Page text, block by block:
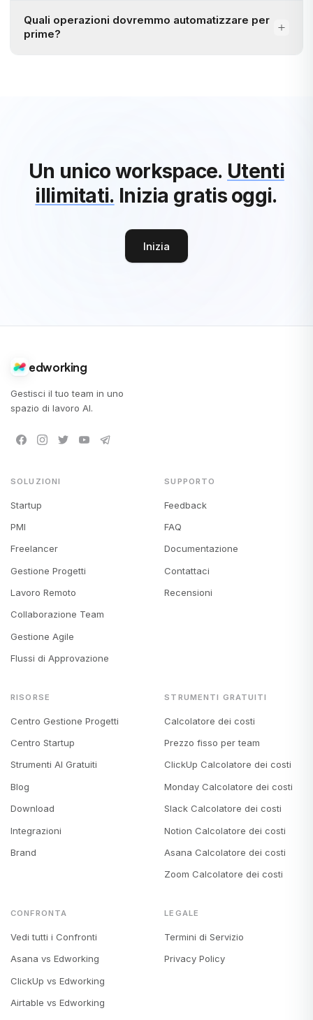
Quali operazioni dovremmo automatizzare per
prime?
Un unico workspace. Utenti
illimitati. Inizia gratis oggi.
Inizia
edworking
Gestisci il tuo team in uno
spazio di lavoro AI.
SOLUZIONI
Startup
PMI
Freelancer
Gestione Progetti
Lavoro Remoto
Collaborazione Team
Gestione Agile
Flussi di Approvazione
SUPPORTO
Feedback
FAQ
Documentazione
Contattaci
Recensioni
RISORSE
Centro Gestione Progetti
Centro Startup
Strumenti AI Gratuiti
Blog
Download
Integrazioni
Brand
STRUMENTI GRATUITI
Calcolatore dei costi
Prezzo fisso per team
ClickUp Calcolatore dei costi
Monday Calcolatore dei costi
Slack Calcolatore dei costi
Notion Calcolatore dei costi
Asana Calcolatore dei costi
Zoom Calcolatore dei costi
CONFRONTA
Vedi tutti i Confronti
Asana vs Edworking
ClickUp vs Edworking
Airtable vs Edworking
LEGALE
Termini di Servizio
Privacy Policy